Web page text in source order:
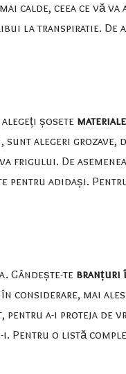
calde, ceea ce vă
la transpiratie. De
șosete
alegeri grozave,
De
adidași.
Gândește-te branțuri
mai
a-i proteja de
Pentru o listă